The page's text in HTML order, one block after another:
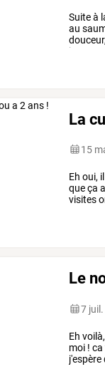
Suiteà
au
douceur,
juste
La
15
Eh oui, il
queça
visites
Le
7
Eh voilà,
moi ! ca
j'espère